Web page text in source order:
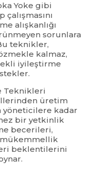
Yoke gibi
alışkanlığı
sorunlara
teknikler,
kalmaz,
iyileştirme
Teknikleri
üretim
kadar
bir yetkinlik
becerileri,
mükemmellik
beklentilerini